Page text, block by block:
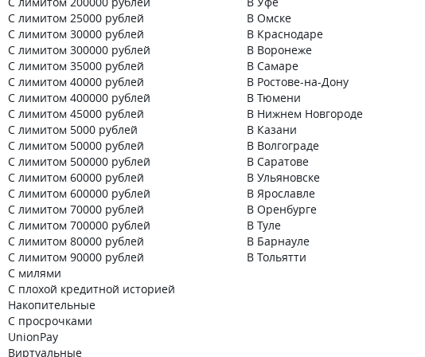
у Совкомбанка тысячи, причем речь
идет не о мелких несетевых лавках,
а о гигантах рынка. Постоянные
акции от партнеров Помимо
стандартного кешбэка, партнеры
банка регулярно запускают
собственные промо. Это может быть
дополнительная скидка именно
при оплате «Халвой». Главное
правило здесь — перед крупной
покупкой стоит заглянуть в раздел
акций в мобильном приложении.
Подписка «Халва. Десятка» — главный
множитель выгоды. Изначально
я сомневалась, стоит ли платить
за подписку. Но математика оказалась
простой: она окупается буквально
за одну-две крупные покупки в месяц.
Главный секрет работы этой
системы — всегда держать на карте
собственные средства и тратить
именно их. Режим заемных денег
повседневная жизнь: любимые
супермаркеты, аптеки, кафе,
заправки, магазины электроники
и одежды. За покупки у партнеров
я стабильно получаю повышенный
кэшбэк баллами. Это не какие-то
«виртуальные бонусы», которые
сгорают через неделю, а вполне
реальные баллы, которые я сразу
трачу на следующие покупки, тем
самым замыкая круг выгоды.
Если раньше я всегда выбирала
между ценой и качеством, то
смотрю на партнеров банка
и понимаю, что даже дорогая
становится достаточно выгодной.
С лимитом 25000 рублей
С лимитом 30000 рублей
С лимитом 300000 рублей
С лимитом 35000 рублей
С лимитом 40000 рублей
С лимитом 400000 рублей
С лимитом 45000 рублей
С лимитом 5000 рублей
С лимитом 50000 рублей
С лимитом 500000 рублей
С лимитом 60000 рублей
С лимитом 600000 рублей
С лимитом 70000 рублей
С лимитом 700000 рублей
С лимитом 80000 рублей
С лимитом 90000 рублей
С милями
С плохой кредитной историей
Накопительные
С просрочками
UnionPay
Виртуальные
В Омске
В Краснодаре
В Воронеже
В Самаре
В Ростове-на-Дону
В Тюмени
В Нижнем Новгороде
В Казани
В Волгограде
В Саратове
В Ульяновске
В Ярославле
В Оренбурге
В Туле
В Барнауле
В Тольятти